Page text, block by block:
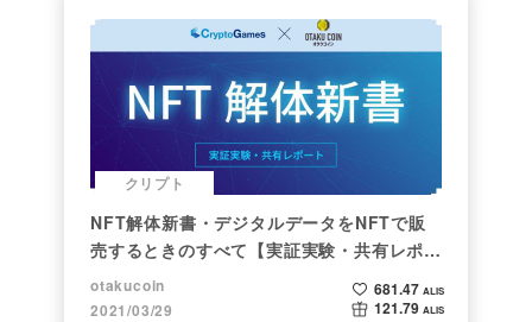
クリプト
NFT解体新書・デジタルデータをNFTで販
売するときのすべて【実証実験・共有レポー
ト】
otakucoin
2021/03/29
681.47 ALIS
121.79 ALIS